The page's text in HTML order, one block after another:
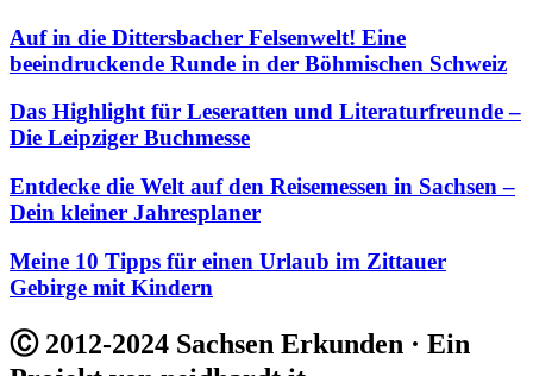
Auf in die Dittersbacher Felsenwelt! Eine
beeindruckende Runde in der Böhmischen Schweiz
Das Highlight für Leseratten und Literaturfreunde –
Die Leipziger Buchmesse
Entdecke die Welt auf den Reisemessen in Sachsen –
Dein kleiner Jahresplaner
Meine 10 Tipps für einen Urlaub im Zittauer
Gebirge mit Kindern
Ⓒ 2012-2024 Sachsen Erkunden · Ein